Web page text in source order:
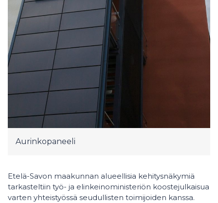
Aurinkopaneeli
Etelä-Savon maakunnan alueellisia kehitysnäkymiä
tarkasteltiin työ- ja elinkeinoministeriön koostejulkaisua
varten yhteistyössä seudullisten toimijoiden kanssa.